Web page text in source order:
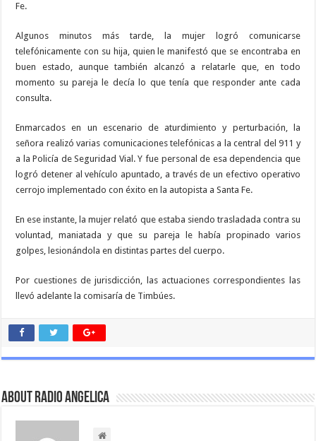
Fe.
Algunos minutos más tarde, la mujer logró comunicarse
telefónicamente con su hija, quien le manifestó que se encontraba en
buen estado, aunque también alcanzó a relatarle que, en todo
momento su pareja le decía lo que tenía que responder ante cada
consulta.
Enmarcados en un escenario de aturdimiento y perturbación, la
señora realizó varias comunicaciones telefónicas a la central del 911 y
a la Policía de Seguridad Vial. Y fue personal de esa dependencia que
logró detener al vehículo apuntado, a través de un efectivo operativo
cerrojo implementado con éxito en la autopista a Santa Fe.
En ese instante, la mujer relató que estaba siendo trasladada contra su
voluntad, maniatada y que su pareja le había propinado varios
golpes, lesionándola en distintas partes del cuerpo.
Por cuestiones de jurisdicción, las actuaciones correspondientes las
llevó adelante la comisaría de Timbúes.
About Radio Angelica